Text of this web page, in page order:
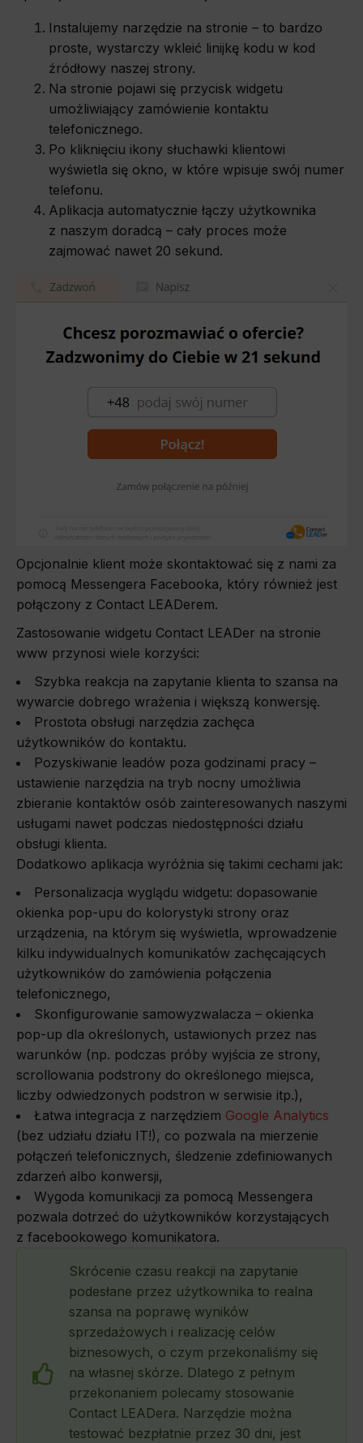
Instalujemy narzędzie na stronie – to bardzo
proste, wystarczy wkleić linijkę kodu w kod
źródłowy naszej strony.
Na stronie pojawi się przycisk widgetu
umożliwiający zamówienie kontaktu
telefonicznego.
Po kliknięciu ikony słuchawki klientowi
wyświetla się okno, w które wpisuje swój numer
telefonu.
Aplikacja automatycznie łączy użytkownika
z naszym doradcą – cały proces może
zajmować nawet 20 sekund.
Opcjonalnie klient może skontaktować się z nami za
pomocą Messengera Facebooka, który również jest
połączony z Contact LEADerem.
Zastosowanie widgetu Contact LEADer na stronie
www przynosi wiele korzyści:
Szybka reakcja na zapytanie klienta to szansa na
wywarcie dobrego wrażenia i większą konwersję.
Prostota obsługi narzędzia zachęca
użytkowników do kontaktu.
Pozyskiwanie leadów poza godzinami pracy –
ustawienie narzędzia na tryb nocny umożliwia
zbieranie kontaktów osób zainteresowanych naszymi
usługami nawet podczas niedostępności działu
obsługi klienta.
Dodatkowo aplikacja wyróżnia się takimi cechami jak:
Personalizacja wyglądu widgetu: dopasowanie
okienka pop-upu do kolorystyki strony oraz
urządzenia, na którym się wyświetla, wprowadzenie
kilku indywidualnych komunikatów zachęcających
użytkowników do zamówienia połączenia
telefonicznego,
Skonfigurowanie samowyzwalacza – okienka
pop-up dla określonych, ustawionych przez nas
warunków (np. podczas próby wyjścia ze strony,
scrollowania podstrony do określonego miejsca,
liczby odwiedzonych podstron w serwisie itp.),
Łatwa integracja z narzędziem Google Analytics
(bez udziału działu IT!), co pozwala na mierzenie
połączeń telefonicznych, śledzenie zdefiniowanych
zdarzeń albo konwersji,
Wygoda komunikacji za pomocą Messengera
pozwala dotrzeć do użytkowników korzystających
z facebookowego komunikatora.
Skrócenie czasu reakcji na zapytanie
podesłane przez użytkownika to realna
szansa na poprawę wyników
sprzedażowych i realizację celów
biznesowych, o czym przekonaliśmy się
na własnej skórze. Dlatego z pełnym
przekonaniem polecamy stosowanie
Contact LEADera. Narzędzie można
testować bezpłatnie przez 30 dni, jest